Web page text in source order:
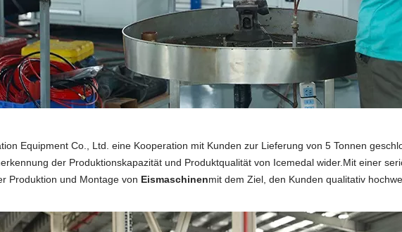
Equipment Co., Ltd. eine Kooperation mit Kunden zur Lieferung von 5 Tonnen
der Produktionskapazität und Produktqualität von Icemedal wider.Mit einer
Produktion und Montage von Eismaschinenmit dem Ziel, den Kunden qualitativ